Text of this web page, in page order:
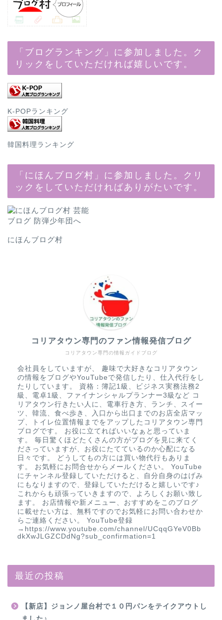
「ブログランキング」に参加しました。ク
リックをしていただければ嬉しいです。
K-POPランキング
韓国料理ランキング
「にほんブログ村」に参加しました。クリ
ックをしていただければありがたいです。
にほんブログ村
コリアタウン専門の情報ガイドブログ
コリアタウン専門のファン情報発信ブログ
会社員をしていますが、 趣味で大好きなコリアタウン
の情報をブログやYouTubeで発信したり、仕入代行をし
たりしています。 資格：簿記1級、ビジネス実務法務2
級、電卓1級、ファイナンシャルプランナー3級など コ
リアタウン行きたい人に、電車行き方、ランチ、スイー
ツ、韓流、食べ歩き、入口から出口までのお店全店マッ
プ、トイレ位置情報までをアップしたコリアタウン専門
ブログです。 お役に立てればいいなぁと思っていま
す。 毎日驚くほどたくさんの方がブログを見に来てく
ださっていますが、お役にたてているのか心配になる
日々です。 どうしてもの方には買い物代行もありま
す。 お気軽にお問合せからメールください。 YouTube
にチャンネル登録していただけると、自分自身のはげみ
にもなりますので、登録していただけると嬉しいです♪
これからも頑張っていきますので、よろしくお願い致し
ます。 お店情報や新メニュー、おすすめをこのブログ
に載せたい方は、無料ですのでお気軽にお問い合わせか
らご連絡ください。 YouTube登録
→https://www.youtube.com/channel/UCqqGYeV0Bb
dkXwJLGZCDdNg?sub_confirmation=1
最近の投稿
【新店】ジョンノ屋台村で１０円パンをテイクアウトし